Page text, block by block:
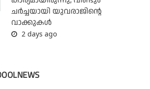
ചര്‍ച്ചയായി യുവരാജിന്റെ
വാക്കുകള്‍
2 days ago